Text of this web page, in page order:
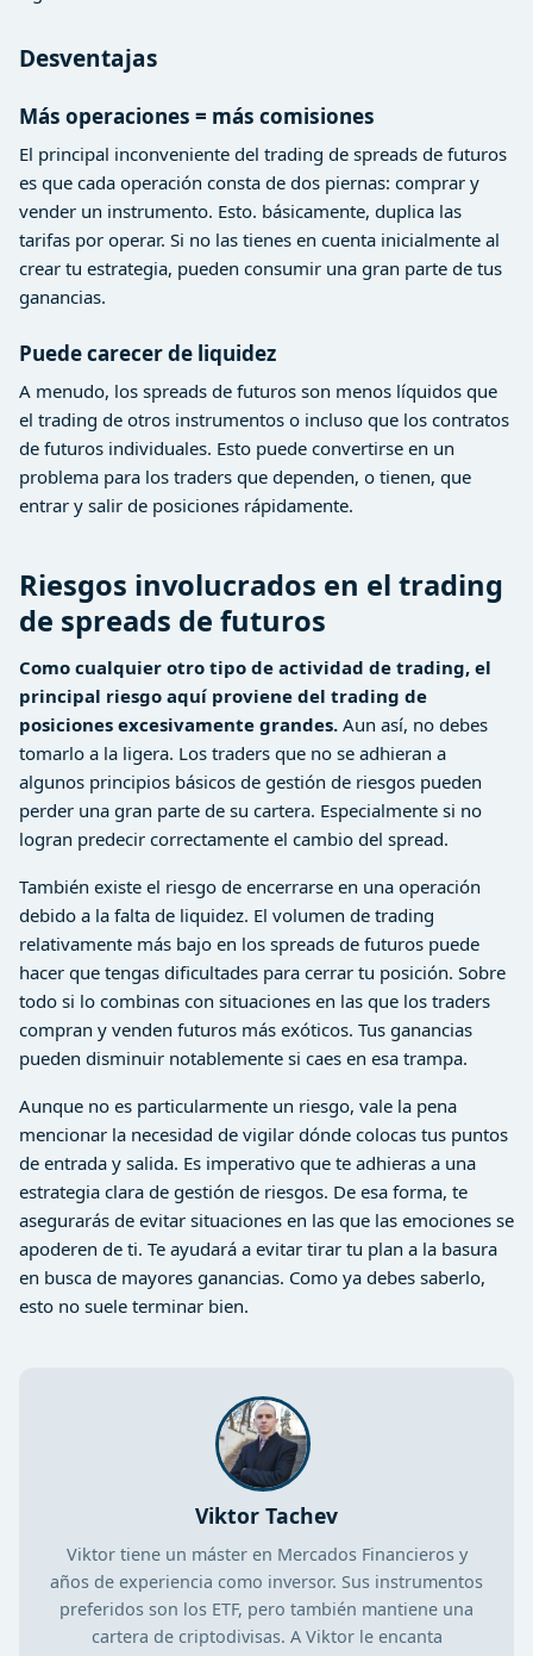
Desventajas
Más operaciones = más comisiones
El principal inconveniente del trading de spreads de futuros
es que cada operación consta de dos piernas: comprar y
vender un instrumento. Esto. básicamente, duplica las
tarifas por operar. Si no las tienes en cuenta inicialmente al
crear tu estrategia, pueden consumir una gran parte de tus
ganancias.
Puede carecer de liquidez
A menudo, los spreads de futuros son menos líquidos que
el trading de otros instrumentos o incluso que los contratos
de futuros individuales. Esto puede convertirse en un
problema para los traders que dependen, o tienen, que
entrar y salir de posiciones rápidamente.
Riesgos involucrados en el trading
de spreads de futuros
Como cualquier otro tipo de actividad de trading, el
principal riesgo aquí proviene del trading de
posiciones excesivamente grandes. Aun así, no debes
tomarlo a la ligera. Los traders que no se adhieran a
algunos principios básicos de gestión de riesgos pueden
perder una gran parte de su cartera. Especialmente si no
logran predecir correctamente el cambio del spread.
También existe el riesgo de encerrarse en una operación
debido a la falta de liquidez. El volumen de trading
relativamente más bajo en los spreads de futuros puede
hacer que tengas dificultades para cerrar tu posición. Sobre
todo si lo combinas con situaciones en las que los traders
compran y venden futuros más exóticos. Tus ganancias
pueden disminuir notablemente si caes en esa trampa.
Aunque no es particularmente un riesgo, vale la pena
mencionar la necesidad de vigilar dónde colocas tus puntos
de entrada y salida. Es imperativo que te adhieras a una
estrategia clara de gestión de riesgos. De esa forma, te
asegurarás de evitar situaciones en las que las emociones se
apoderen de ti. Te ayudará a evitar tirar tu plan a la basura
en busca de mayores ganancias. Como ya debes saberlo,
esto no suele terminar bien.
Viktor Tachev
Viktor tiene un máster en Mercados Financieros y
años de experiencia como inversor. Sus instrumentos
preferidos son los ETF, pero también mantiene una
cartera de criptodivisas. A Viktor le encanta